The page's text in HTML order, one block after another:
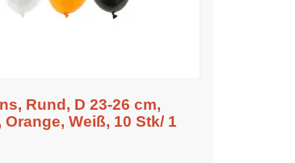
Rund, D 23-26 cm,
Orange, Weiß, 10 Stk/ 1